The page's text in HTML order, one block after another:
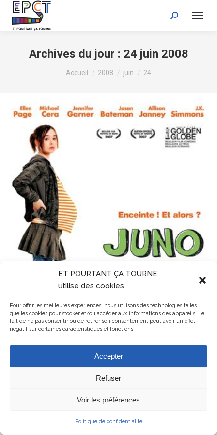
ET POURTANT ÇA TOURNE
utilise des cookies
Pour offrir les meilleures expériences, nous utilisons des technologies telles
que les cookies pour stocker et/ou accéder aux informations des appareils. Le
fait de ne pas consentir ou de retirer son consentement peut avoir un effet
négatif sur certaines caractéristiques et fonctions.
Accepter
Refuser
Voir les préférences
Politique de confidentialité
Recherche
Archives du jour : 24 juin 2008
Vous êtes ici :
Accueil 2008 juin 24
ET POURTANT ÇA TOURNE - association de cinéma en Balagne en